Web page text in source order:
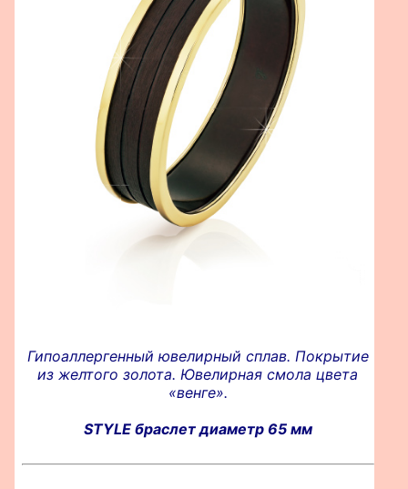
Гипоаллергенный ювелирный сплав. Покрытие
из желтого золота. Ювелирная смола цвета
«венге».
STYLE браслет диаметр 65 мм